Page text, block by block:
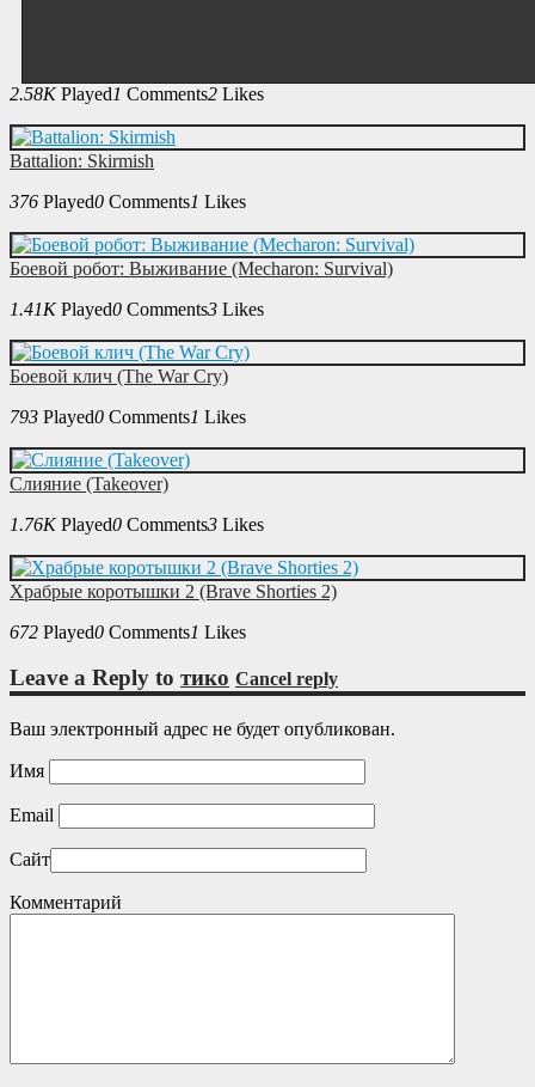
2.58K Played1 Comments2 Likes
Battalion: Skirmish
376 Played0 Comments1 Likes
Боевой робот: Выживание (Mecharon: Survival)
1.41K Played0 Comments3 Likes
Боевой клич (The War Cry)
793 Played0 Comments1 Likes
Слияние (Takeover)
1.76K Played0 Comments3 Likes
Храбрые коротышки 2 (Brave Shorties 2)
672 Played0 Comments1 Likes
Leave a Reply to тико Cancel reply
Ваш электронный адрес не будет опубликован.
Имя
Email
Сайт
Комментарий